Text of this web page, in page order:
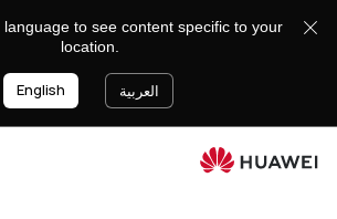
language to see content specific to your
location.
العربية English